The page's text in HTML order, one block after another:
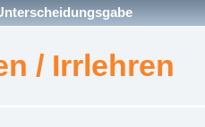
/ Irrlehren